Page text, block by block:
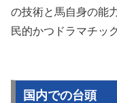
の技術と馬自身の能
民的かつドラマチッ
国内での台頭